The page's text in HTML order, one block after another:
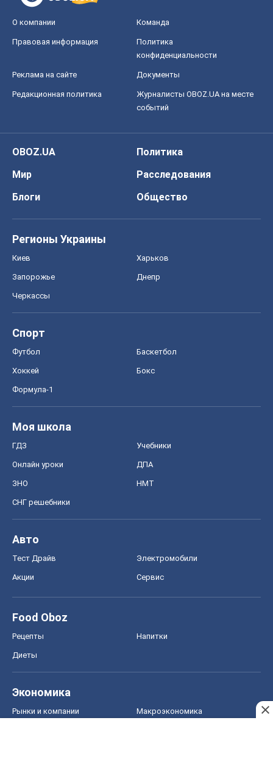
О компании Команда
Правовая информация
Политика
конфиденциальности
Реклама на сайте Документы
Редакционная политика
Журналисты OBOZ.UA на месте
событий
OBOZ.UA
Политика
Мир
Расследования
Блоги
Общество
Регионы Украины
Киев Харьков
Запорожье Днепр
Черкассы
Спорт
Футбол Баскетбол
Хоккей Бокс
Формула-1
Моя школа
ГДЗ Учебники
Онлайн уроки ДПА
ЗНО НМТ
СНГ решебники
Авто
Тест Драйв Электромобили
Акции Сервис
Food Oboz
Рецепты Напитки
Диеты
Экономика
Рынки и компании Mакроэкономика